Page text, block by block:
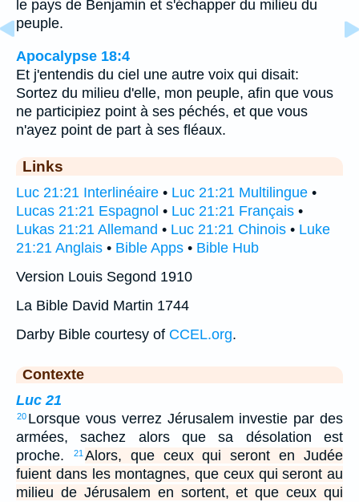
le pays de Benjamin et s'échapper du milieu du
peuple.
Apocalypse 18:4
Et j'entendis du ciel une autre voix qui disait:
Sortez du milieu d'elle, mon peuple, afin que vous
ne participiez point à ses péchés, et que vous
n'ayez point de part à ses fléaux.
Links
Luc 21:21 Interlinéaire • Luc 21:21 Multilingue •
Lucas 21:21 Espagnol • Luc 21:21 Français •
Lukas 21:21 Allemand • Luc 21:21 Chinois • Luke
21:21 Anglais • Bible Apps • Bible Hub
Version Louis Segond 1910
La Bible David Martin 1744
Darby Bible courtesy of CCEL.org.
Contexte
Luc 21
20 Lorsque vous verrez Jérusalem investie par des
armées, sachez alors que sa désolation est
proche.
21 Alors, que ceux qui seront en Judée
fuient dans les montagnes, que ceux qui seront au
milieu de Jérusalem en sortent, et que ceux qui